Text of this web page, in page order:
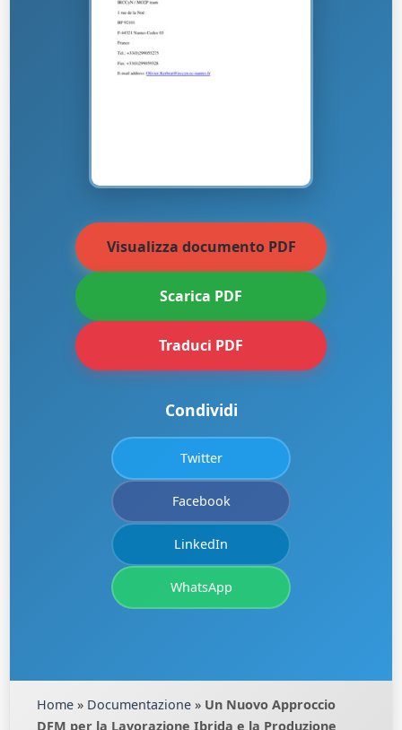
Visualizza documento PDF
Scarica PDF
Traduci PDF
Condividi
Twitter
Facebook
LinkedIn
WhatsApp
Home » Documentazione » Un Nuovo Approccio
DFM per la Lavorazione Ibrida e la Produzione